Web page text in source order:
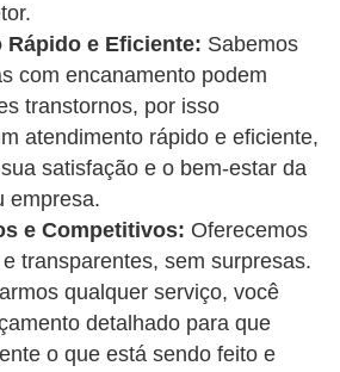
e Eficiente: Sabemos
com encanamento podem
transtornos, por isso
atendimento rápido e eficiente,
satisfação e o bem-estar da
empresa.
e Competitivos: Oferecemos
transparentes, sem surpresas.
qualquer serviço, você
detalhado para que
o que está sendo feito e